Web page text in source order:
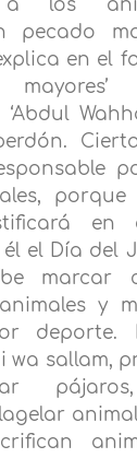
los
pecado
en el
en
el Día del
marcar
y
deporte.
wa sallam,